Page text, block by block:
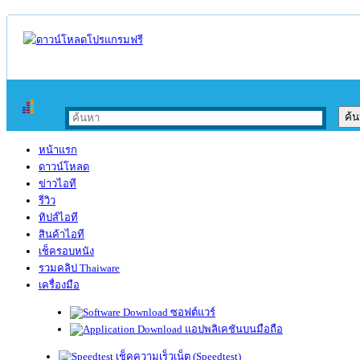
หน้าแรก
ดาวน์โหลด
ข่าวไอที
รีวิว
ทิปส์ไอที
สินค้าไอที
เช็ครอบหนัง
รวมคลิป Thaiware
เครื่องมือ
ซอฟต์แวร์
แอปพลิเคชันบนมือถือ
เช็คความเร็วเน็ต (Speedtest)